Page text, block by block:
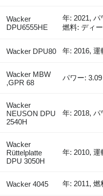
Wacker
DPU6555HE
年: 2021, パ
燃料: ディ
Wacker DPU80 年: 2016,
Wacker MBW
,GPR 68
パワー:
Wacker
NEUSON DPU
2540H
年: 2018, パ
Wacker
Rüttelplatte
DPU 3050H
年: 2010,
Wacker 4045 年: 2011,